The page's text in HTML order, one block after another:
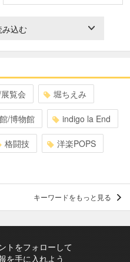
み込む
覧会 堀ちえみ
/博物館 indigo la End
格闘技 洋楽POPS
キーワードをもっと見る
トをフォローして
を手に入れよう